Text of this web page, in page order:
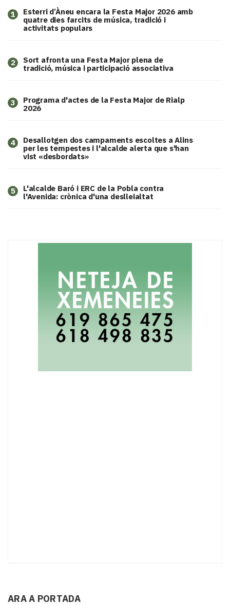
1
Esterri d’Àneu encara la Festa Major 2026 amb
quatre dies farcits de música, tradició i
activitats populars
2
Sort afronta una Festa Major plena de
tradició, música i participació associativa
3
Programa d'actes de la Festa Major de Rialp
2026
4
​Desallotgen dos campaments escoltes a Alins
per les tempestes i l'alcalde alerta que s'han
vist «desbordats»
5
L'alcalde Baró i ERC de la Pobla contra
l'Avenida: crònica d'una deslleialtat
ARA A PORTADA